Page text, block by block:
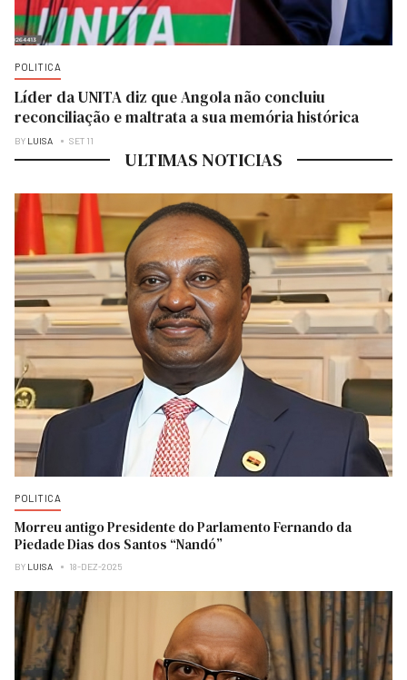
POLITICA
Líder da UNITA diz que Angola não concluiu
reconciliação e maltrata a sua memória histórica
BY LUISA SET 11
ULTIMAS NOTICIAS
POLITICA
Morreu antigo Presidente do Parlamento Fernando da
Piedade Dias dos Santos “Nandó”
BY LUISA 18-DEZ-2025